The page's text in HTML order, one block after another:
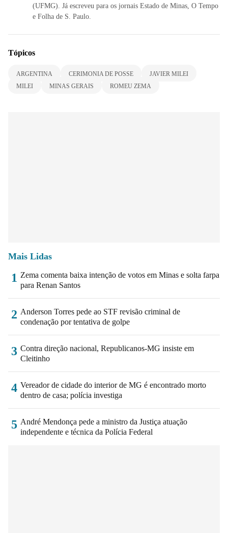
(UFMG). Já escreveu para os jornais Estado de Minas, O Tempo
e Folha de S. Paulo.
Tópicos
ARGENTINA CERIMONIA DE POSSE
JAVIER MILEI
MILEI
MINAS GERAIS ROMEU ZEMA
Mais Lidas
1 Zema comenta baixa intenção de votos em Minas e solta farpa
para Renan Santos
2 Anderson Torres pede ao STF revisão criminal de
condenação por tentativa de golpe
3 Contra direção nacional, Republicanos-MG insiste em
Cleitinho
4 Vereador de cidade do interior de MG é encontrado morto
dentro de casa; polícia investiga
5 André Mendonça pede a ministro da Justiça atuação
independente e técnica da Polícia Federal